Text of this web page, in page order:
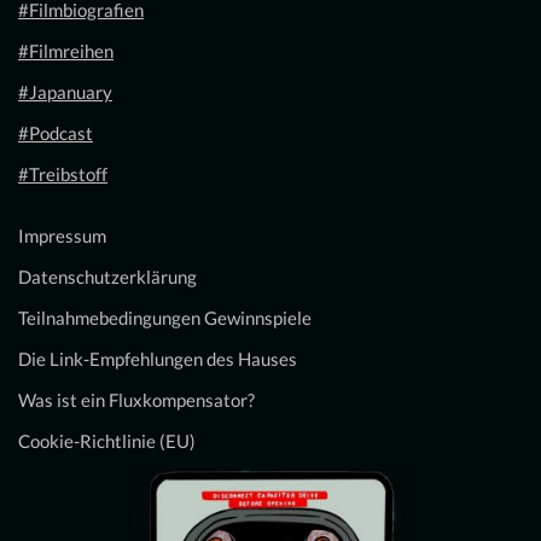
#Filmbiografien
#Filmreihen
#Japanuary
#Podcast
#Treibstoff
Impressum
Datenschutzerklärung
Teilnahmebedingungen Gewinnspiele
Die Link-Empfehlungen des Hauses
Was ist ein Fluxkompensator?
Cookie-Richtlinie (EU)